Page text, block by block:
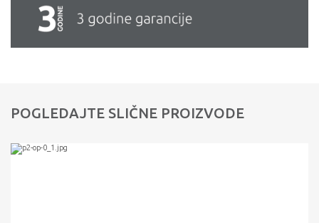
POGLEDAJTE SLIČNE PROIZVODE